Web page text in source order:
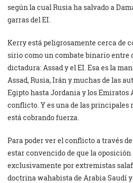
según la cual Rusia ha salvado a
garras del EI.
Kerry está peligrosamente cerca de
sirio como un combate binario entre
dictadura: Assad y el EI. Esa es la
Assad, Rusia, Irán y muchas de las
Egipto hasta Jordania y los Emiratos
conflicto. Y es una de las principales
está cobrando fuerza.
Para poder ver el conflicto a través
estar convencido de que la oposición
exclusivamente por extremistas
doctrina wahabista de Arabia Saudí